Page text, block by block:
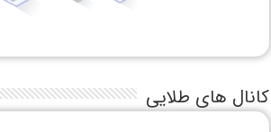
کانال های طلایی